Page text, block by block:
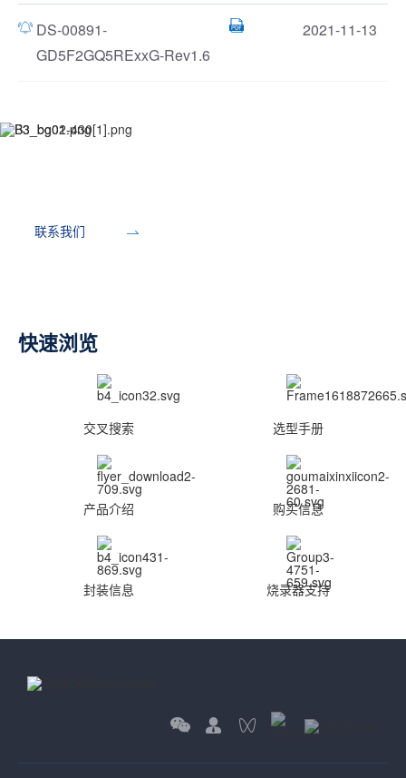
DS-00891-
GD5F2GQ5RExxG-Rev1.6
2021-11-13
联系我们
快速浏览
交叉搜索 选型手册
产品介绍 购买信息
封装信息 烧录器支持